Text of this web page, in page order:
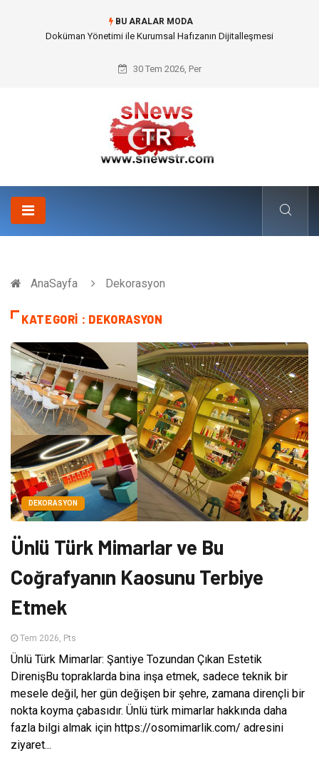
BU ARALAR MODA
Doküman Yönetimi ile Kurumsal Hafızanın Dijitalleşmesi
30 Tem 2026, Per
AnaSayfa Dekorasyon
KATEGORI : DEKORASYON
DEKORASYON
Ünlü Türk Mimarlar ve Bu
Coğrafyanın Kaosunu Terbiye
Etmek
Tem 2026, Pts
Ünlü Türk Mimarlar: Şantiye Tozundan Çıkan Estetik
DirenişBu topraklarda bina inşa etmek, sadece teknik bir
mesele değil, her gün değişen bir şehre, zamana dirençli bir
nokta koyma çabasıdır. Ünlü türk mimarlar hakkında daha
fazla bilgi almak için https://osomimarlik.com/ adresini
ziyaret...